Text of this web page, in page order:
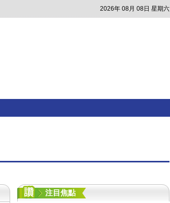
2026年 08月 08日 星期六
注目焦點